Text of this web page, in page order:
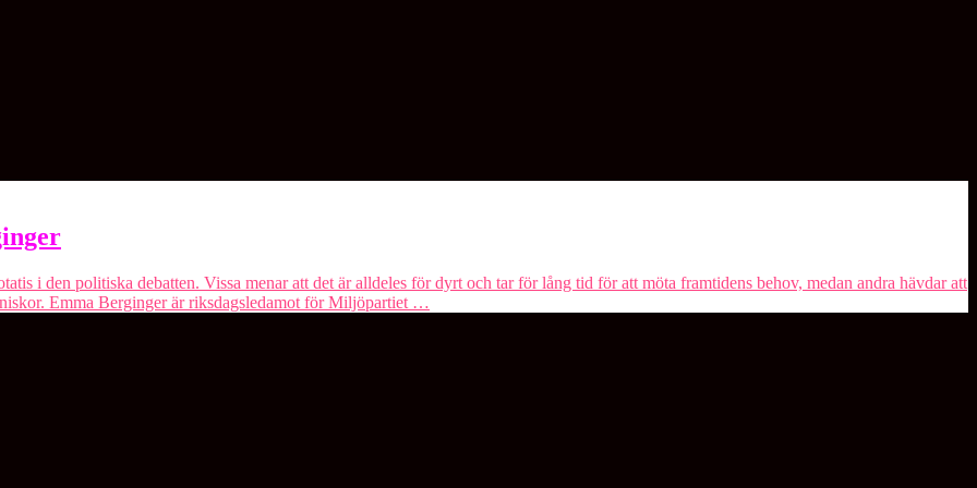
i den politiska debatten. Vissa menar att det är alldeles för dyrt och tar för lång tid för att möta framtidens behov, medan andra hävdar att
Emma Berginger är riksdagsledamot för Miljöpartiet …